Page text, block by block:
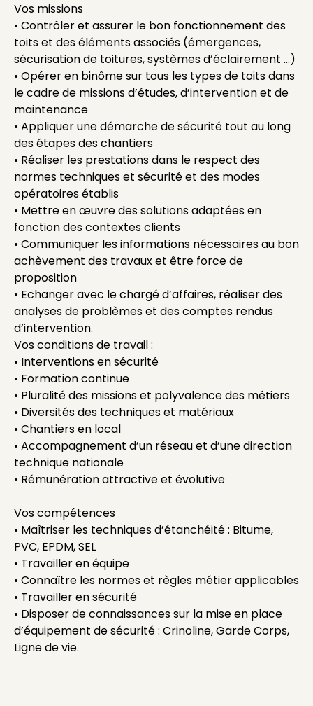
Vos missions
• Contrôler et assurer le bon fonctionnement des
toits et des éléments associés (émergences,
sécurisation de toitures, systèmes d’éclairement …)
• Opérer en binôme sur tous les types de toits dans
le cadre de missions d’études, d’intervention et de
maintenance
• Appliquer une démarche de sécurité tout au long
des étapes des chantiers
• Réaliser les prestations dans le respect des
normes techniques et sécurité et des modes
opératoires établis
• Mettre en œuvre des solutions adaptées en
fonction des contextes clients
• Communiquer les informations nécessaires au bon
achèvement des travaux et être force de
proposition
• Echanger avec le chargé d’affaires, réaliser des
analyses de problèmes et des comptes rendus
d’intervention.
Vos conditions de travail :
• Interventions en sécurité
• Formation continue
• Pluralité des missions et polyvalence des métiers
• Diversités des techniques et matériaux
• Chantiers en local
• Accompagnement d’un réseau et d’une direction
technique nationale
• Rémunération attractive et évolutive
Vos compétences
• Maîtriser les techniques d’étanchéité : Bitume,
PVC, EPDM, SEL
• Travailler en équipe
• Connaître les normes et règles métier applicables
• Travailler en sécurité
• Disposer de connaissances sur la mise en place
d’équipement de sécurité : Crinoline, Garde Corps,
Ligne de vie.